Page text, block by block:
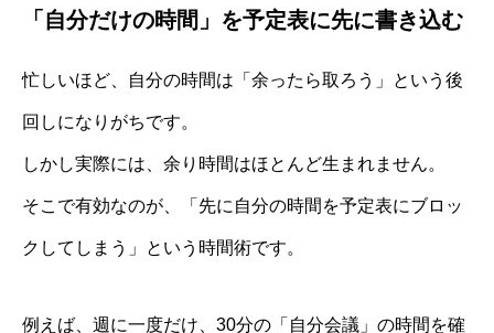
「自分だけの時間」を予定表に先に書き込む
忙しいほど、自分の時間は「余ったら取ろう」という後
回しになりがちです。
しかし実際には、余り時間はほとんど生まれません。
そこで有効なのが、「先に自分の時間を予定表にブロッ
クしてしまう」という時間術です。
例えば、週に一度だけ、30分の「自分会議」の時間を確